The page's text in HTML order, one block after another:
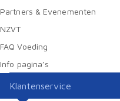
Partners & Evenementen
NZVT
FAQ Voeding
Info pagina’s
Klantenservice